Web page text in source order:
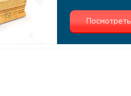
Посмотреть